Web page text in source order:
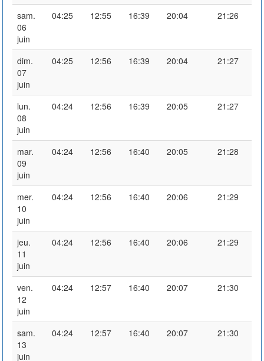
sam.
06
juin
04:25 12:55 16:39 20:04 21:26
dim.
07
juin
04:25 12:56 16:39 20:04 21:27
lun.
08
juin
04:24 12:56 16:39 20:05 21:27
mar.
09
juin
04:24 12:56 16:40 20:05 21:28
mer.
10
juin
04:24 12:56 16:40 20:06 21:29
jeu.
11
juin
04:24 12:56 16:40 20:06 21:29
ven.
12
juin
04:24 12:57 16:40 20:07 21:30
sam.
13
juin
04:24 12:57 16:40 20:07 21:30